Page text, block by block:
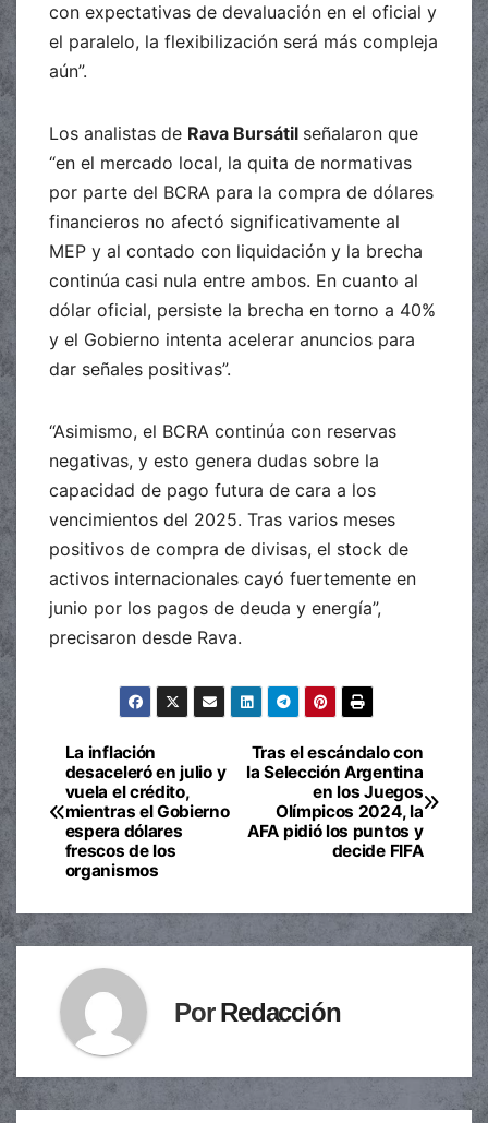
con expectativas de devaluación en el oficial y
el paralelo, la flexibilización será más compleja
aún”.
Los analistas de Rava Bursátil señalaron que
“en el mercado local, la quita de normativas
por parte del BCRA para la compra de dólares
financieros no afectó significativamente al
MEP y al contado con liquidación y la brecha
continúa casi nula entre ambos. En cuanto al
dólar oficial, persiste la brecha en torno a 40%
y el Gobierno intenta acelerar anuncios para
dar señales positivas”.
“Asimismo, el BCRA continúa con reservas
negativas, y esto genera dudas sobre la
capacidad de pago futura de cara a los
vencimientos del 2025. Tras varios meses
positivos de compra de divisas, el stock de
activos internacionales cayó fuertemente en
junio por los pagos de deuda y energía”,
precisaron desde Rava.
Navegación
de
entradas
Tras el escándalo con
la Selección Argentina
en los Juegos
Olímpicos 2024, la
AFA pidió los puntos y
decide FIFA
La inflación
desaceleró en julio y
vuela el crédito,
mientras el Gobierno
espera dólares
frescos de los
organismos
PorRedacción